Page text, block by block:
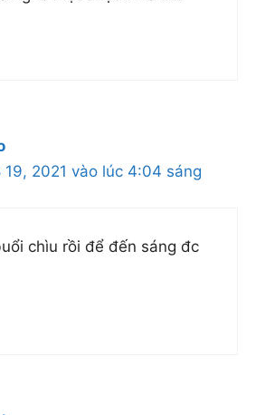
19, 2021 vào lúc 4:04 sáng
chìu rồi để đến sáng đc